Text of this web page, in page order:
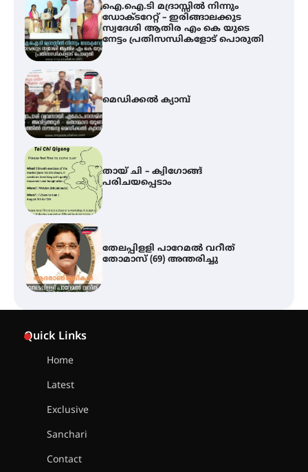
ഐ.ഐ.ടി മദ്രാസ്സിൽ നിന്നും
ഡോക്ടറേറ്റ് – ഇരിങ്ങാലക്കുട
സ്വദേശി ആതിര എം കെ യുടെ
നേട്ടം പ്രതിസന്ധികളോട് പൊരുതി
മെഡിക്കൽ ക്യാമ്പ്
തായ് ചി – ക്വിഗോങ്ങ്
പരിചയപ്പെടാം
തേലപ്പിളളി പാറേമൽ വറീത്
തോമാസ് (69) അന്തരിച്ചു
Quick Links
Home
Latest
Exclusive
Sanchari
Contact